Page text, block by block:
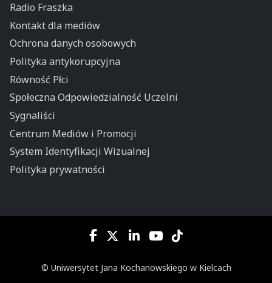
Radio Fraszka
Kontakt dla mediów
Ochrona danych osobowych
Polityka antykorupcyjna
Równość Płci
Społeczna Odpowiedzialność Uczelni
Sygnaliści
Centrum Mediów i Promocji
System Identyfikacji Wizualnej
Polityka prywatności
© Uniwersytet Jana Kochanowskiego w Kielcach